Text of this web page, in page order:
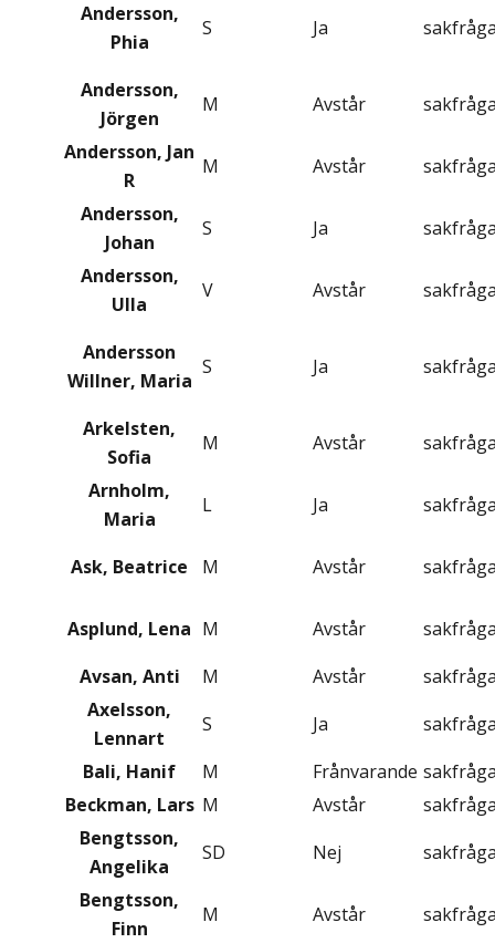
Andersson,
Phia
S Ja
Andersson,
Jörgen
M Avstår
Andersson, Jan
R
M Avstår
Andersson,
Johan
S Ja
Andersson,
Ulla
V Avstår
Andersson
Willner, Maria
S Ja
Arkelsten,
Sofia
M Avstår
Arnholm,
Maria
L Ja
Ask, Beatrice M Avstår
Asplund, Lena M Avstår
Avsan, Anti
M Avstår
Axelsson,
Lennart
S Ja
Bali, Hanif
M Frånvarande
Beckman, Lars M Avstår
Bengtsson,
Angelika
SD Nej
Bengtsson,
Finn
M Avstår